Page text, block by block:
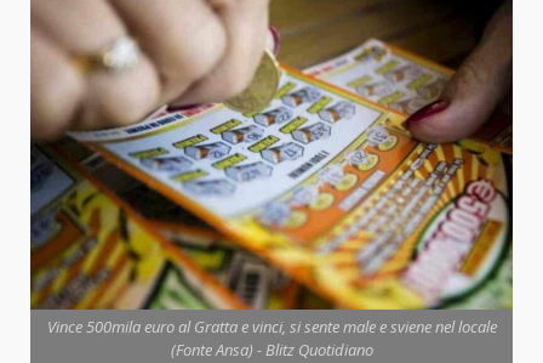
Vince 500mila euro al Gratta e vinci, si sente male e sviene nel locale
(Fonte Ansa) - Blitz Quotidiano